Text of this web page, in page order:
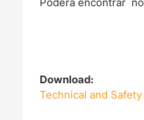
Download:
Technical and